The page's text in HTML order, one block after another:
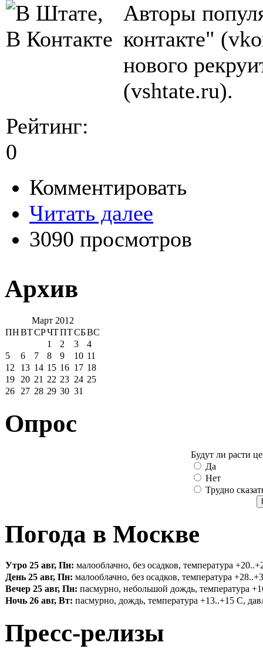
Авторы
контакте"
нового
(vshtate.ru).
Рейтинг:
0
Комментировать
Читать далее
3090 просмотров
Архив
Март 2012
ПНВТСРЧТПТСБВС
1
2 3
4
5
6 7 8 9 10 11
12
13 14 15 16 17 18
19
20 21 22 23 24 25
26
27 28 29 30 31
Опрос
Будут ли расти
Да
Нет
Трудно
Погода в Москве
Утро 25 авг, Пн: малооблачно, без осадков, температура
День 25 авг, Пн: малооблачно, без осадков, температура
Вечер 25 авг, Пн: пасмурно, небольшой дождь, температура
Ночь 26 авг, Вт: пасмурно, дождь, температура +13..+15 С,
Пресс-релизы